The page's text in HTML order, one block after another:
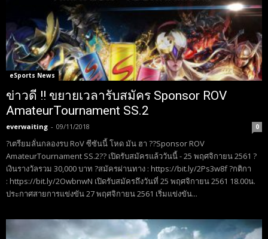
eSports News
ข่าวดี !! ขยายเวลารับสมัคร Sponsor ROV
AmateurTournament SS.2
everwaiting - 09/11/2018 0
?เตรียมลั่นกลองรบ RoV ซีซันนี้ โหด มัน ฮา ??Sponsor ROV
AmateurTournament SS.2?? เปิดรับสมัครแล้ววันนี้ - 25 พฤศจิกายน 2561 ?
เงินรางวัลรวม 30,000 บาท ?สมัครผ่านทาง : https://bit.ly/2Ps3w8f ?กติกา
: https://bit.ly/2OwbnwN เปิดรับสมัครถึงวันที่ 25 พฤศจิกายน 2561 18.00น.
ประกาศสายการแข่งขัน 27 พฤศจิกายน 2561 เริ่มแข่งขัน...